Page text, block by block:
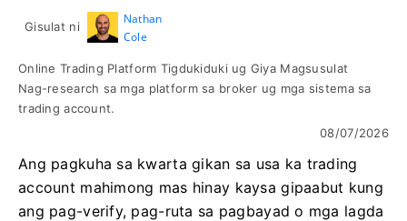
Gisulat ni
Nathan
Cole
Online Trading Platform Tigdukiduki ug Giya Magsusulat
Nag-research sa mga platform sa broker ug mga sistema sa
trading account.
08/07/2026
Ang pagkuha sa kwarta gikan sa usa ka trading
account mahimong mas hinay kaysa gipaabut kung
ang pag-verify, pag-ruta sa pagbayad o mga lagda